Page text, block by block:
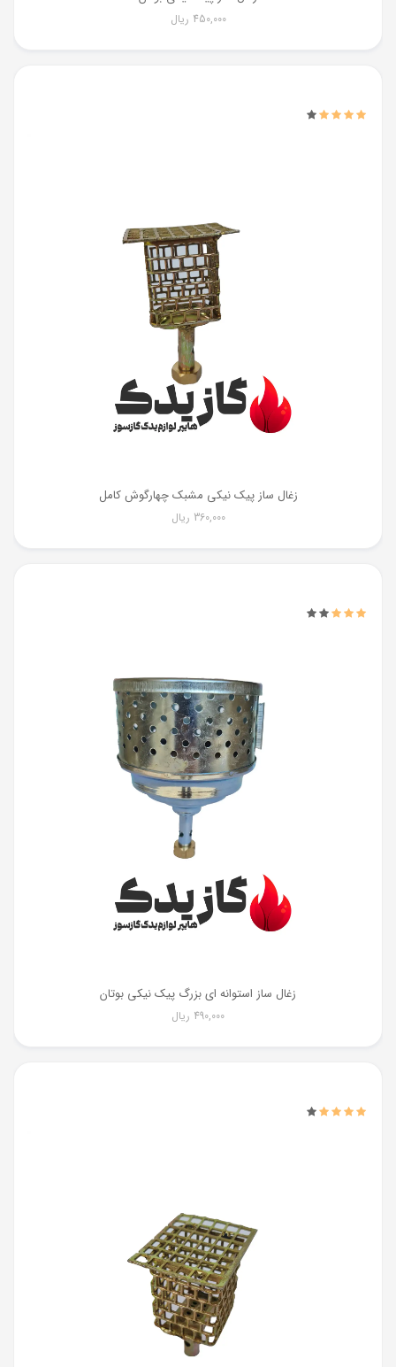
450,000 ریال
زغال ساز پیک نیکی مشبک چهارگوش کامل
360,000 ریال
زغال ساز استوانه ای بزرگ پیک نیکی بوتان
490,000 ریال